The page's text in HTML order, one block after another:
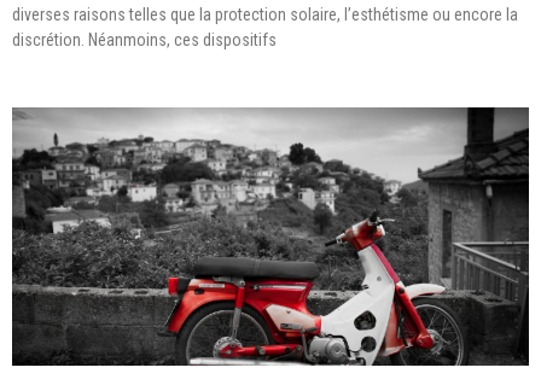
diverses raisons telles que la protection solaire, l’esthétisme ou encore la
discrétion. Néanmoins, ces dispositifs